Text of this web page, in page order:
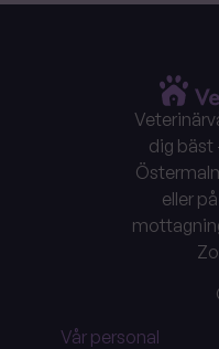
dig bäst
eller
Vår personal